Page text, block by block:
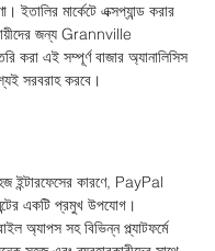
ইতালির মার্কেটে এক্সপ্যান্ড করার
জন্য Grannville
করা এই সম্পূর্ণ বাজার অ্যানালিসিস
সরবরাহ করবে।
ইন্টারফেসের কারণে, PayPal
একটি প্রমুখ উপযোগ।
অ্যাপস সহ বিভিন্ন প্ল্যাটফর্মে